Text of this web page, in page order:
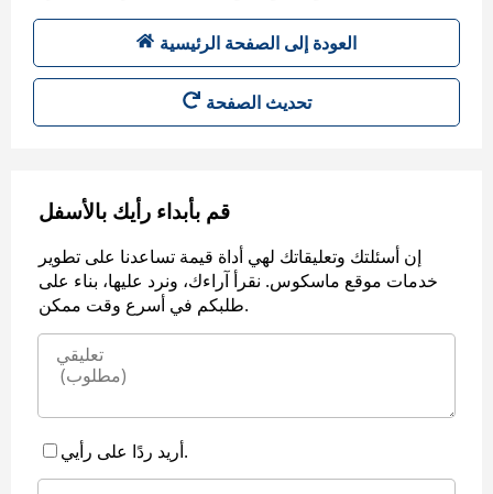
العودة إلى الصفحة الرئيسية
تحديث الصفحة
قم بأبداء رأيك بالأسفل
إن أسئلتك وتعليقاتك لهي أداة قيمة تساعدنا على تطوير
خدمات موقع ماسكوس. نقرأ آراءك، ونرد عليها، بناء على
طلبكم في أسرع وقت ممكن.
أريد ردًا على رأيي.